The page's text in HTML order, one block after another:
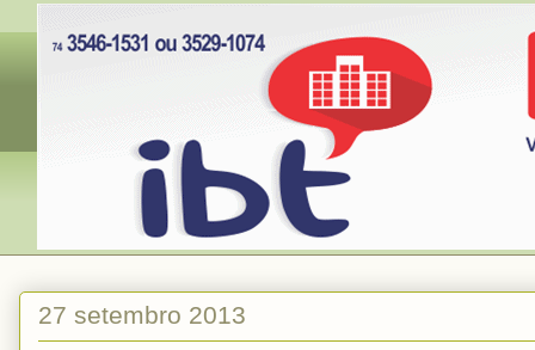
27 setembro 2013